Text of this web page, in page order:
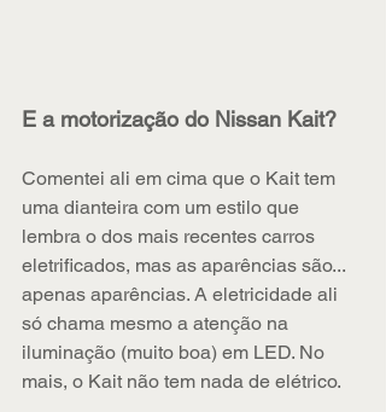
E a motorização do Nissan Kait?
Comentei ali em cima que o Kait tem
uma dianteira com um estilo que
lembra o dos mais recentes carros
eletrificados, mas as aparências são...
apenas aparências. A eletricidade ali
só chama mesmo a atenção na
iluminação (muito boa) em LED. No
mais, o Kait não tem nada de elétrico.